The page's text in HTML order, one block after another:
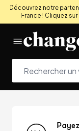
Découvrez notre
France ! Cliquez